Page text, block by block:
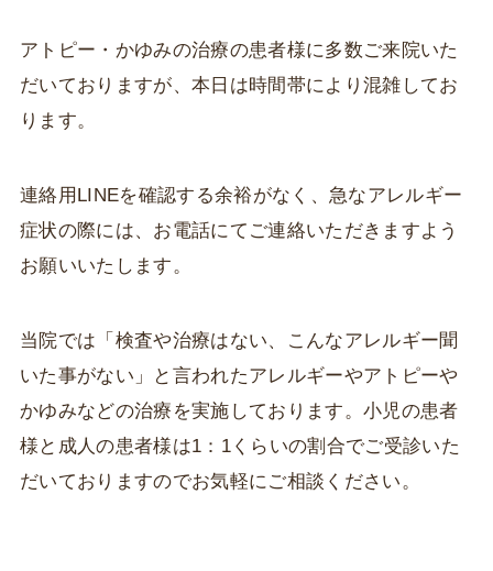
アトピー・かゆみの治療の患者様に多数ご来院いた
だいておりますが、本日は時間帯により混雑してお
ります。
連絡用LINEを確認する余裕がなく、急なアレルギー
症状の際には、お電話にてご連絡いただきますよう
お願いいたします。
当院では「検査や治療はない、こんなアレルギー聞
いた事がない」と言われたアレルギーやアトピーや
かゆみなどの治療を実施しております。小児の患者
様と成人の患者様は1：1くらいの割合でご受診いた
だいておりますのでお気軽にご相談ください。